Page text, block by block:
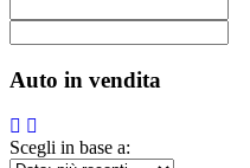
Auto in vendita
Scegli in base a: